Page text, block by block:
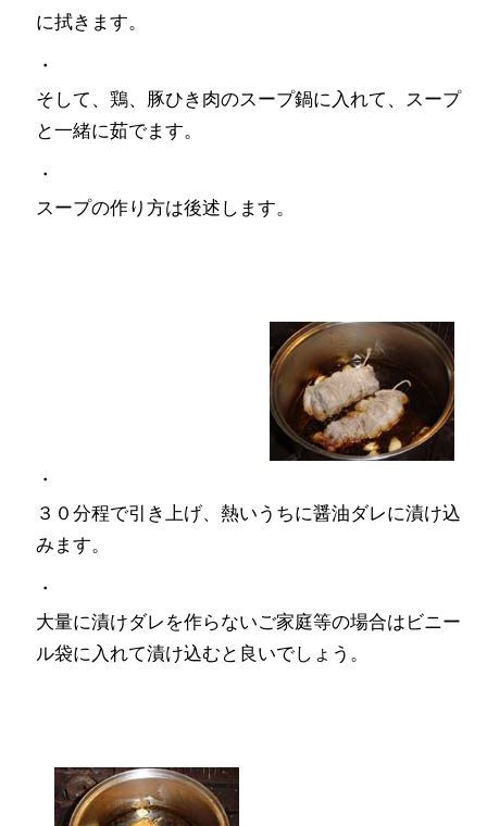
に拭きます。
・
そして、鶏、豚ひき肉のスープ鍋に入れて、スープ
と一緒に茹でます。
・
スープの作り方は後述します。
・
３０分程で引き上げ、熱いうちに醤油ダレに漬け込
みます。
・
大量に漬けダレを作らないご家庭等の場合はビニー
ル袋に入れて漬け込むと良いでしょう。